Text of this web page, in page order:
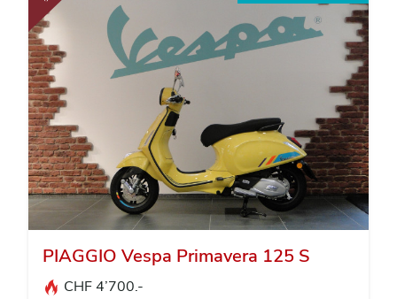
PIAGGIO Vespa Primavera 125 S
CHF 4’700.-